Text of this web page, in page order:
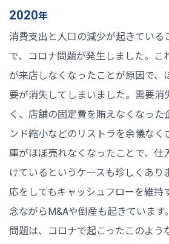
2020年
消費支出と人口の減少が起きている
で、コロナ問題が発生しました。こ
が来店しなくなったことが原因で、
要が消失してしまいました。需要消
く、店舗の固定費を賄えなくなった
ンド縮小などのリストラを余儀なく
庫がほぼ売れなくなったことで、仕
けているというケースも珍しくあり
応をしてもキャッシュフローを維持
念ながらM&Aや倒産も起きています。
問題は、コロナで起こったこのよう